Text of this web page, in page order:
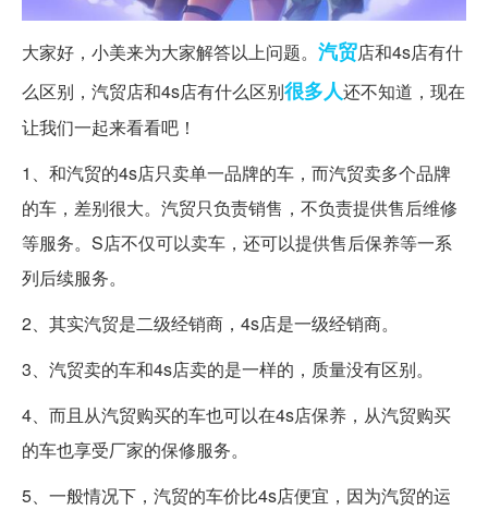
大家好，小美来为大家解答以上问题。 汽贸店和4s店有什
么区别，汽贸店和4s店有什么区别很多人还不知道，现在
让我们一起来看看吧！
1、和汽贸的4s店只卖单一品牌的车，而汽贸卖多个品牌
的车，差别很大。汽贸只负责销售，不负责提供售后维修
等服务。S店不仅可以卖车，还可以提供售后保养等一系
列后续服务。
2、其实汽贸是二级经销商，4s店是一级经销商。
3、汽贸卖的车和4s店卖的是一样的，质量没有区别。
4、而且从汽贸购买的车也可以在4s店保养，从汽贸购买
的车也享受厂家的保修服务。
5、一般情况下，汽贸的车价比4s店便宜，因为汽贸的运